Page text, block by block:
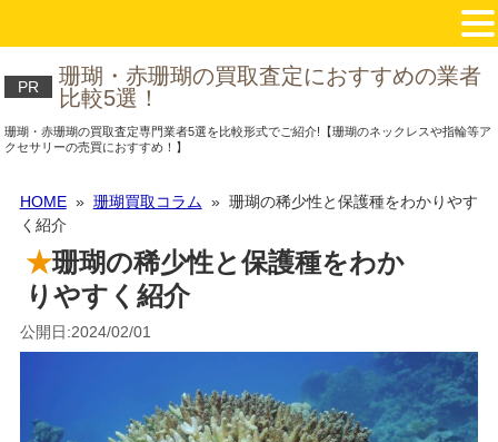
PR
珊瑚・赤珊瑚の買取査定におすすめの業者
比較5選！
珊瑚・赤珊瑚の買取査定専門業者5選を比較形式でご紹介!【珊瑚のネックレスや指輪等ア
クセサリーの売買におすすめ！】
HOME» 珊瑚買取コラム » 珊瑚の稀少性と保護種をわかりやす
く紹介
珊瑚の稀少性と保護種をわか
りやすく紹介
公開日:2024/02/01